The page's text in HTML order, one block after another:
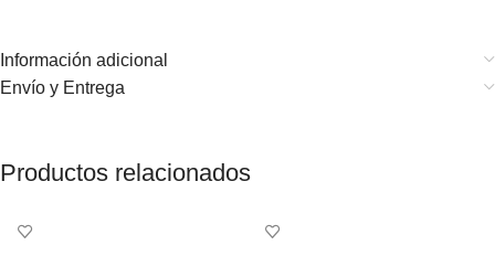
Información adicional
Envío y Entrega
Productos relacionados